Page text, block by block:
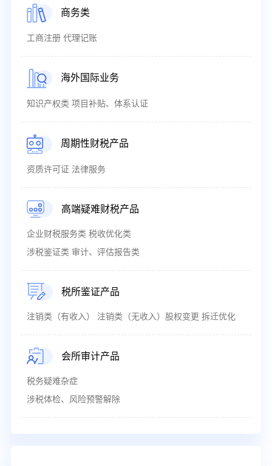
商务类
工商注册 代理记账
海外国际业务
知识产权类 项目补贴、体系认证
周期性财税产品
资质许可证 法律服务
高端疑难财税产品
企业财税服务类 税收优化类
涉税鉴证类 审计、评估报告类
税所鉴证产品
注销类（有收入） 注销类（无收入）股权变更 拆迁优化
会所审计产品
税务疑难杂症
涉税体检、风险预警解除